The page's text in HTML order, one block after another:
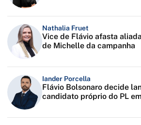
Nathalia Fruet
Vice de Flávio afasta
de Michelle da campanha
Iander Porcella
Flávio Bolsonaro decide
candidato próprio do PL